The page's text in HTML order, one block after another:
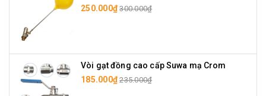
250.000₫ 300.000₫
Vòi gạt đồng cao cấp Suwa mạ Crom
185.000₫ 235.000₫